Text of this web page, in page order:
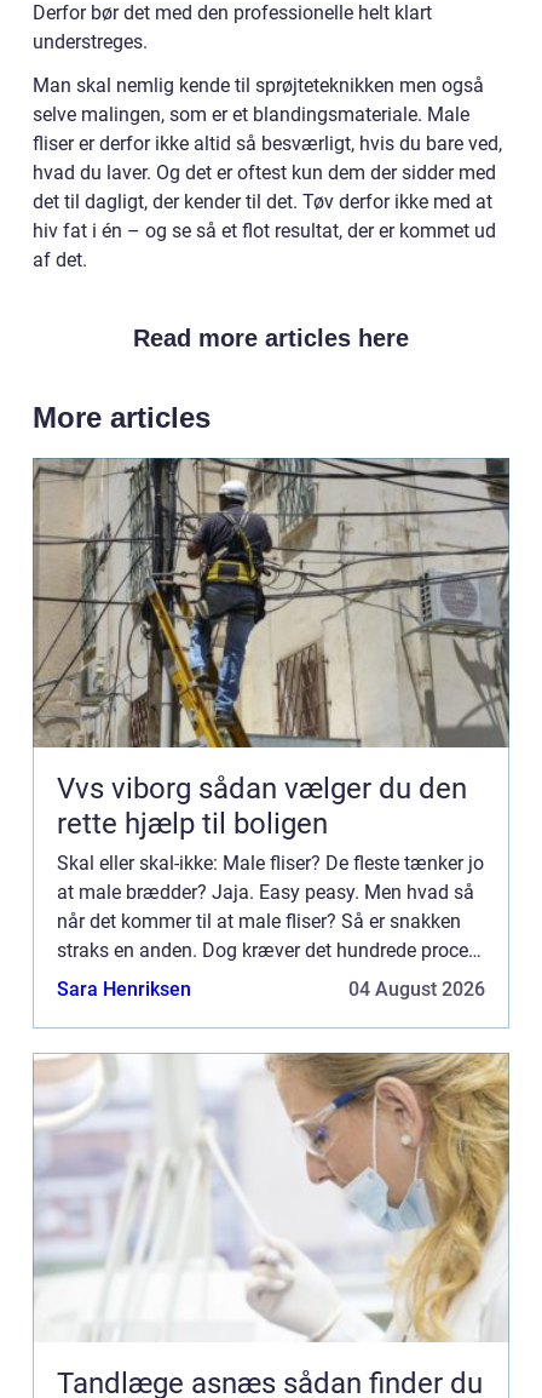
Derfor bør det med den professionelle helt klart
understreges.
Man skal nemlig kende til sprøjteteknikken men også
selve malingen, som er et blandingsmateriale. Male
fliser er derfor ikke altid så besværligt, hvis du bare ved,
hvad du laver. Og det er oftest kun dem der sidder med
det til dagligt, der kender til det. Tøv derfor ikke med at
hiv fat i én – og se så et flot resultat, der er kommet ud
af det.
Read more articles here
More articles
Vvs viborg sådan vælger du den
rette hjælp til boligen
Skal eller skal-ikke: Male fliser? De fleste tænker jo
at male brædder? Jaja. Easy peasy. Men hvad så
når det kommer til at male fliser? Så er snakken
straks en anden. Dog kræver det hundrede procent
research og koncentration at gå igang med det her
Sara Henriksen 04 August 2026
Tandlæge asnæs sådan finder du